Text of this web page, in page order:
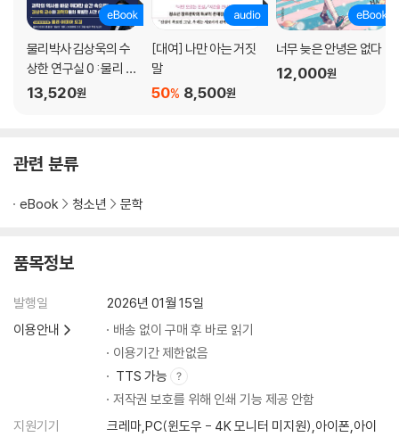
물리박사 김상욱의 수
상한 연구실 0 : 물리 이
데아의 탄생
13,520원
[대여] 나만 아는 거짓
말
8,500원
50%
너무 늦은 안녕은 없다
12,000원
관련 분류
eBook 청소년 문학
품목정보
발행일
2026년 01월 15일
이용안내
배송 없이 구매 후 바로 읽기
이용기간 제한없음
TTS 가능
저작권 보호를 위해 인쇄 기능 제공 안함
지원기기
크레마,PC(윈도우 - 4K 모니터 미지원),아이폰,아이